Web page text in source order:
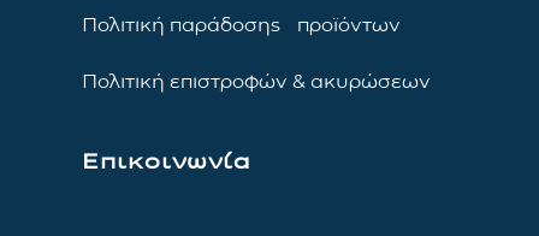
Πολιτική παράδοσης προϊόντων
Πολιτική επιστροφών & ακυρώσεων
Επικοινωνία